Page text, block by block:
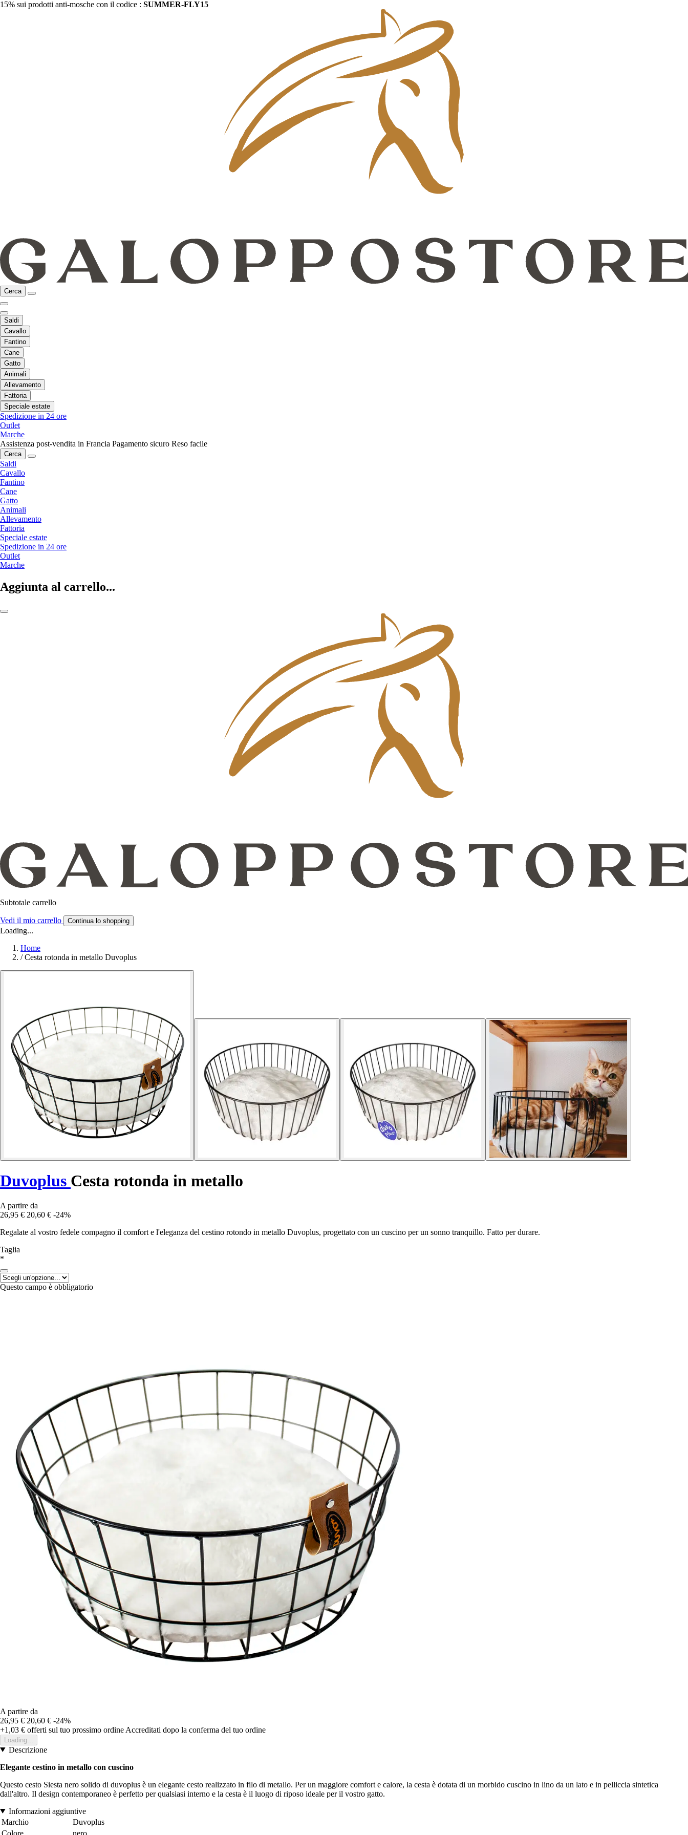
15% sui prodotti anti-mosche con il codice : SUMMER-FLY15
Cerca
Saldi
Cavallo
Fantino
Cane
Gatto
Animali
Allevamento
Fattoria
Speciale estate
Spedizione in 24 ore
Outlet
Marche
Assistenza post-vendita in Francia Pagamento sicuro Reso facile
Cerca
Saldi
Cavallo
Fantino
Cane
Gatto
Animali
Allevamento
Fattoria
Speciale estate
Spedizione in 24 ore
Outlet
Marche
Aggiunta al carrello...
Subtotale carrello
Vedi il mio carrello Continua lo shopping
Loading...
Home
/ Cesta rotonda in metallo Duvoplus
Duvoplus Cesta rotonda in metallo
A partire da
26,95 € 20,60 € -24%
Regalate al vostro fedele compagno il comfort e l'eleganza del cestino rotondo in metallo Duvoplus, progettato con un cuscino per un sonno tranquillo. Fatto per durare.
Taglia
*
Questo campo è obbligatorio
A partire da
26,95 € 20,60 € -24%
+1,03 € offerti sul tuo prossimo ordine Accreditati dopo la conferma del tuo ordine
Loading...
Descrizione
Elegante cestino in metallo con cuscino
Questo cesto Siesta nero solido di duvoplus è un elegante cesto realizzato in filo di metallo. Per un maggiore comfort e calore, la cesta è dotata di un morbido cuscino in lino da un lato e in pelliccia sintetica
dall'altro. Il design contemporaneo è perfetto per qualsiasi interno e la cesta è il luogo di riposo ideale per il vostro gatto.
Informazioni aggiuntive
Marchio
Duvoplus
Colore
nero